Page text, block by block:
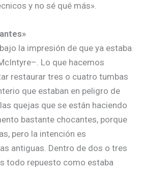
y no sé qué más».
la impresión de que ya estaba
Lo que hacemos
restaurar tres o cuatro tumbas
que estaban en peligro de
quejas que se están haciendo
bastante chocantes, porque
pero la intención es
antiguas. Dentro de dos o tres
todo repuesto como estaba